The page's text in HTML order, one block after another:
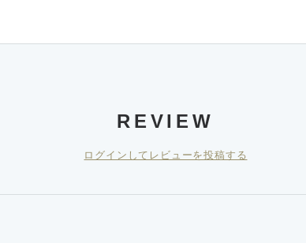
REVIEW
ログインしてレビューを投稿する